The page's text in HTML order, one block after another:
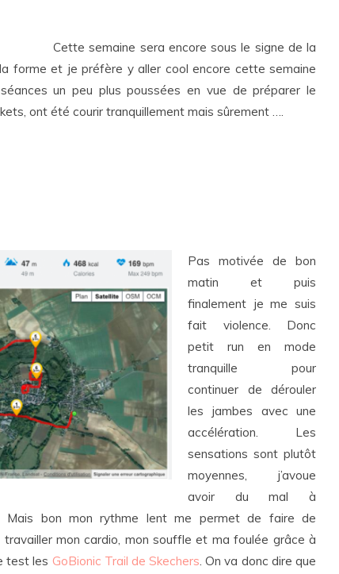
Cette semaine sera encore sous le signe de la
forme et je préfère y aller cool encore cette semaine
un peu plus poussées en vue de préparer le
ont été courir tranquillement mais sûrement ….
Pas motivée de bon
matin et puis
finalement je me suis
fait violence. Donc
petit run en mode
tranquille pour
continuer de dérouler
les jambes avec une
accélération. Les
sensations sont plutôt
moyennes, j’avoue
avoir du mal à
Mais bon mon rythme lent me permet de faire de
travailler mon cardio, mon souffle et ma foulée grâce à
test les GoBionic Trail de Skechers. On va donc dire que